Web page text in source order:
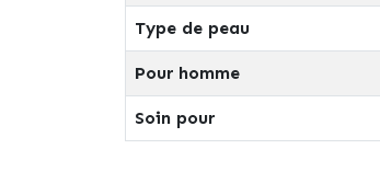
Type de peau
Pour homme
Soin pour